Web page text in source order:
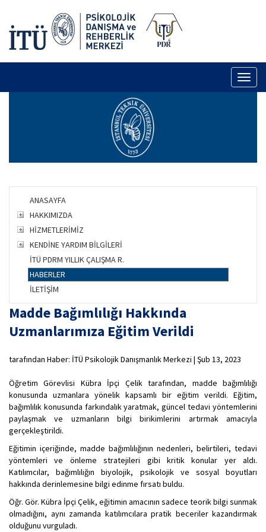
ANASAYFA
HAKKIMIZDA
HİZMETLERİMİZ
KENDİNE YARDIM BİLGİLERİ
İTÜ PDRM YILLIK ÇALIŞMA R.
HABERLER
İLETİŞİM
Madde Bağımlılığı Hakkında
Uzmanlarımıza Eğitim Verildi
tarafından Haber: İTÜ Psikolojik Danışmanlık Merkezi | Şub 13, 2023
Öğretim Görevlisi Kübra İpçi Çelik tarafından, madde bağımlılığı
konusunda uzmanlara yönelik kapsamlı bir eğitim verildi. Eğitim,
bağımlılık konusunda farkındalık yaratmak, güncel tedavi yöntemlerini
paylaşmak ve uzmanların bilgi birikimlerini artırmak amacıyla
gerçekleştirildi.
Eğitimin içeriğinde, madde bağımlılığının nedenleri, belirtileri, tedavi
yöntemleri ve önleme stratejileri gibi kritik konular yer aldı.
Katılımcılar, bağımlılığın biyolojik, psikolojik ve sosyal boyutları
hakkında derinlemesine bilgi edinme fırsatı buldu.
Öğr. Gör. Kübra İpçi Çelik, eğitimin amacının sadece teorik bilgi sunmak
olmadığını, aynı zamanda katılımcılara pratik beceriler kazandırmak
olduğunu vurguladı.